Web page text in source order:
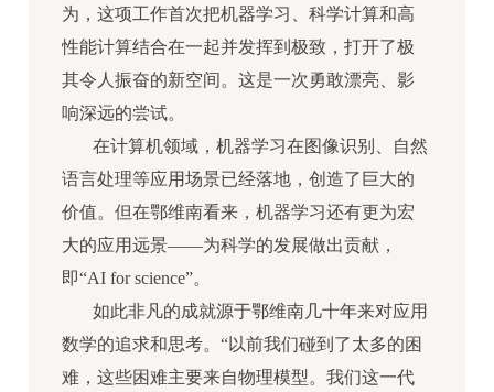
为，这项工作首次把机器学习、科学计算和高
性能计算结合在一起并发挥到极致，打开了极
其令人振奋的新空间。这是一次勇敢漂亮、影
响深远的尝试。
在计算机领域，机器学习在图像识别、自然
语言处理等应用场景已经落地，创造了巨大的
价值。但在鄂维南看来，机器学习还有更为宏
大的应用远景——为科学的发展做出贡献，
即“AI for science”。
如此非凡的成就源于鄂维南几十年来对应用
数学的追求和思考。“以前我们碰到了太多的困
难，这些困难主要来自物理模型。我们这一代